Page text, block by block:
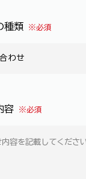
種類 ※必須
わせ
容 ※必須